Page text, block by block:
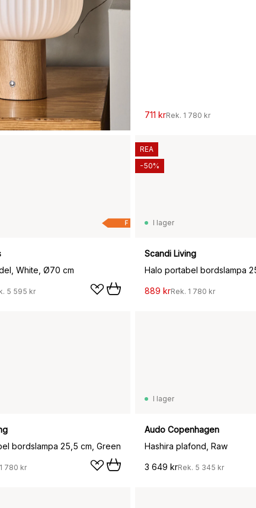
711 krRek. 1 780 kr
F
White, Ø70 cm
5 595 kr
I lager
Scandi Living
889 krRek. 1 780 kr
REA
-50%
bordslampa 25,5 cm, Green
1 780 kr
I lager
Audo Copenhagen
Hashira plafond, Raw
3 649 krRek. 5 345 kr